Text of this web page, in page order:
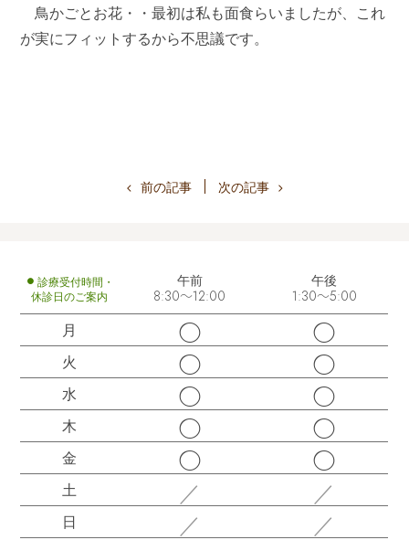
鳥かごとお花・・最初は私も面食らいましたが、これ
が実にフィットするから不思議です。
前の記事 次の記事
診療受付時間・
休診日のご案内
午前
8:30～12:00
午後
1:30～5:00
月 ◯ ◯
火 ◯ ◯
水 ◯ ◯
木 ◯ ◯
金 ◯ ◯
土 ／ ／
日 ／ ／